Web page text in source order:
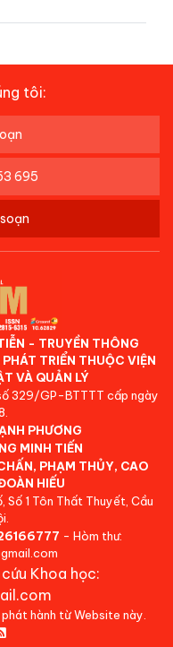
tôi:
695
- TRUYỀN THÔNG
TRIỂN THUỘC VIỆN
VÀ QUẢN LÝ
329/GP-BTTTT cấp ngày
PHƯƠNG
MINH TIẾN
PHẠM THỦY, CAO
HIẾU
Số 1 Tôn Thất Thuyết, Cầu
- Hòm thư:
Khoa học:
phát hành từ Website này.